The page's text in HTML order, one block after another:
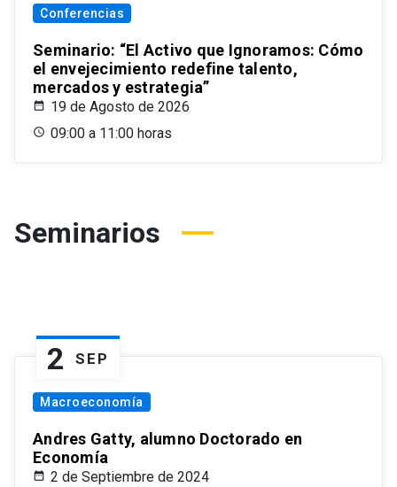
Conferencias
Seminario: “El Activo que Ignoramos: Cómo
el envejecimiento redefine talento,
mercados y estrategia”
19 de Agosto de 2026
09:00 a 11:00 horas
Seminarios
2 SEP
Macroeconomía
Andres Gatty, alumno Doctorado en
Economía
2 de Septiembre de 2024